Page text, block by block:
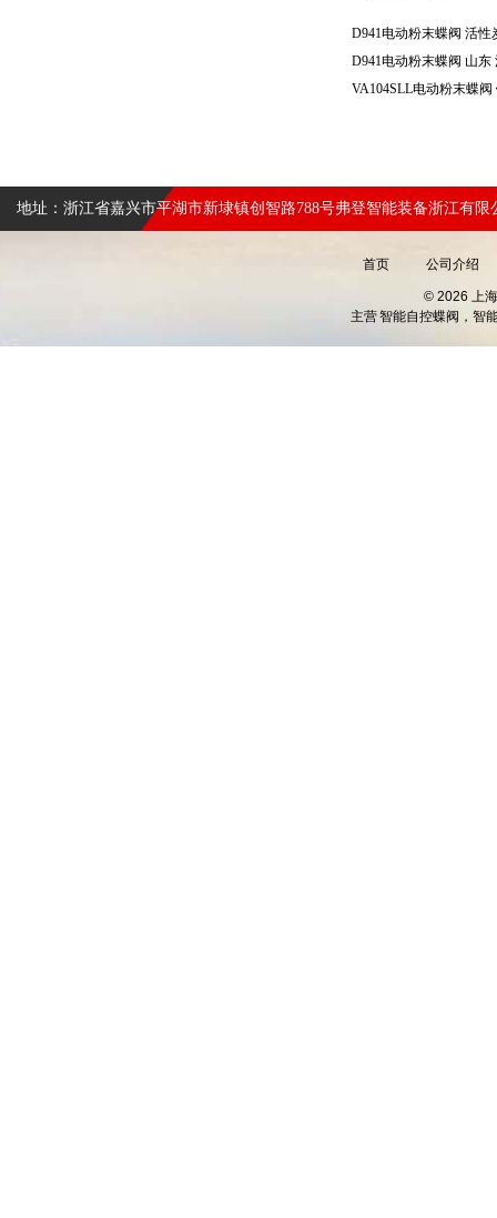
地址：浙江省嘉兴市平湖市新埭镇创智路788号弗登智能装备浙江有限
首页 公司介绍
© 2026 上
主营智能自控蝶阀，智